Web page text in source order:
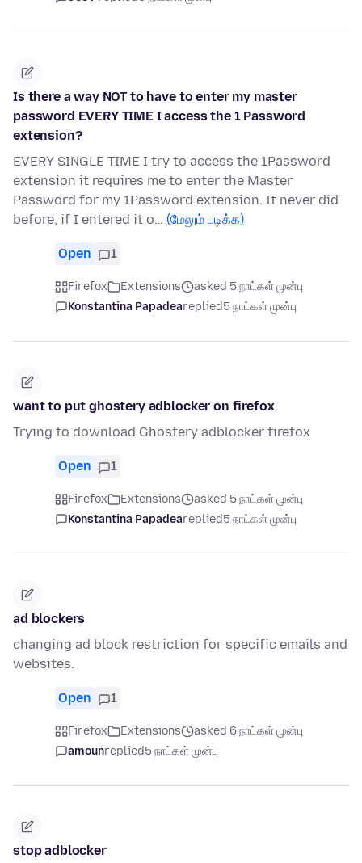
Is there a way NOT to have to enter my master
password EVERY TIME I access the 1 Password
extension?
EVERY SINGLE TIME I try to access the 1Password
extension it requires me to enter the Master
Password for my 1Password extension. It never did
before, if I entered it o… (மேலும் படிக்க)
Open 1
Firefox Extensions
asked 5 நாட்கள் முன்பு
Konstantina Papadeareplied5 நாட்கள் முன்பு
want to put ghostery adblocker on firefox
Trying to download Ghostery adblocker firefox
Open 1
Firefox Extensions
asked 5 நாட்கள் முன்பு
Konstantina Papadeareplied5 நாட்கள் முன்பு
ad blockers
changing ad block restriction for specific emails and
websites.
Open 1
Firefox Extensions
asked 6 நாட்கள் முன்பு
amounreplied5 நாட்கள் முன்பு
stop adblocker